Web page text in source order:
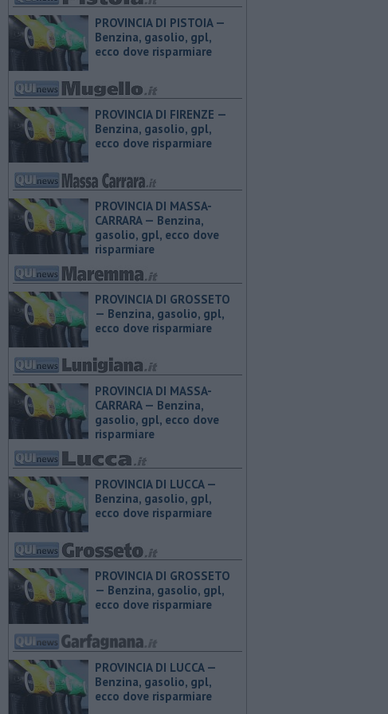
PROVINCIA DI PISTOIA — ​
Benzina, gasolio, gpl,
ecco dove risparmiare
PROVINCIA DI FIRENZE — ​
Benzina, gasolio, gpl,
ecco dove risparmiare
PROVINCIA DI MASSA-
CARRARA — ​Benzina,
gasolio, gpl, ecco dove
risparmiare
PROVINCIA DI GROSSETO
— ​Benzina, gasolio, gpl,
ecco dove risparmiare
PROVINCIA DI MASSA-
CARRARA — ​Benzina,
gasolio, gpl, ecco dove
risparmiare
PROVINCIA DI LUCCA — ​
Benzina, gasolio, gpl,
ecco dove risparmiare
PROVINCIA DI GROSSETO
— ​Benzina, gasolio, gpl,
ecco dove risparmiare
PROVINCIA DI LUCCA — ​
Benzina, gasolio, gpl,
ecco dove risparmiare